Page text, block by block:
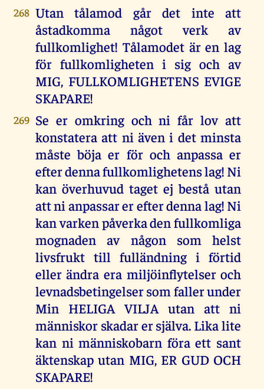
268 Utan tålamod går det inte att
åstadkomma något verk av
fullkomlighet! Tålamodet är en lag
för fullkomligheten i sig och av
MIG, FULLKOMLIGHETENS EVIGE
SKAPARE!
269 Se er omkring och ni får lov att
konstatera att ni även i det minsta
måste böja er för och anpassa er
efter denna fullkomlighetens lag! Ni
kan överhuvud taget ej bestå utan
att ni anpassar er efter denna lag! Ni
kan varken påverka den fullkomliga
mognaden av någon som helst
livsfrukt till fulländning i förtid
eller ändra era miljöinflytelser och
levnadsbetingelser som faller under
Min HELIGA VILJA utan att ni
människor skadar er själva. Lika lite
kan ni människobarn föra ett sant
äktenskap utan MIG, ER GUD OCH
SKAPARE!